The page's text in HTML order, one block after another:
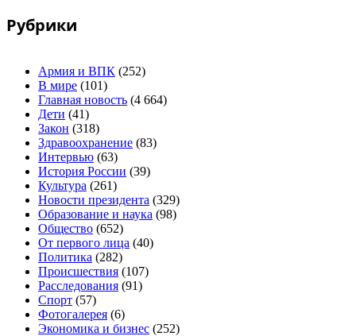
Рубрики
Армия и ВПК (252)
В мире (101)
Главная новость (4 664)
Дети (41)
Закон (318)
Здравоохранение (83)
Интервью (63)
История России (39)
Культура (261)
Новости президента (329)
Образование и наука (98)
Общество (652)
От первого лица (40)
Политика (282)
Происшествия (107)
Расследования (91)
Спорт (57)
Фотогалерея (6)
Экономика и бизнес (252)